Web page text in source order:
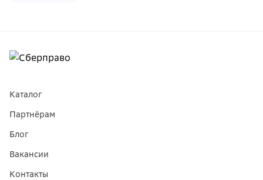
Каталог
Партнёрам
Блог
Вакансии
Контакты